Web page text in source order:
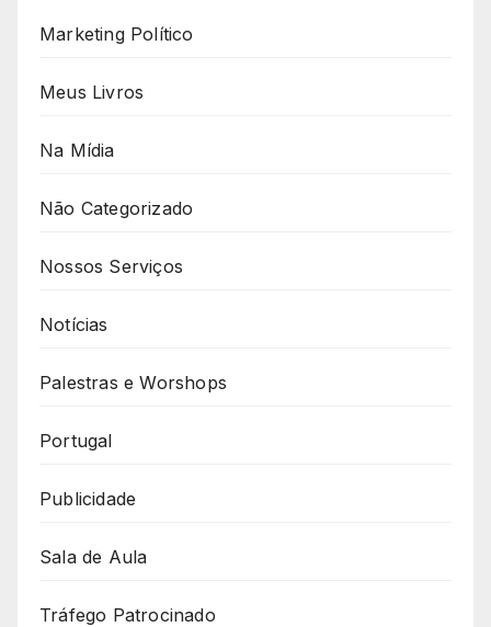
Marketing Político
Meus Livros
Na Mídia
Não Categorizado
Nossos Serviços
Notícias
Palestras e Worshops
Portugal
Publicidade
Sala de Aula
Tráfego Patrocinado